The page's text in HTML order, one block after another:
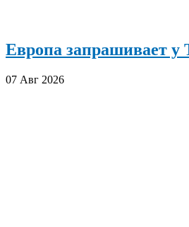
Европа запрашивает у
07 Авг 2026